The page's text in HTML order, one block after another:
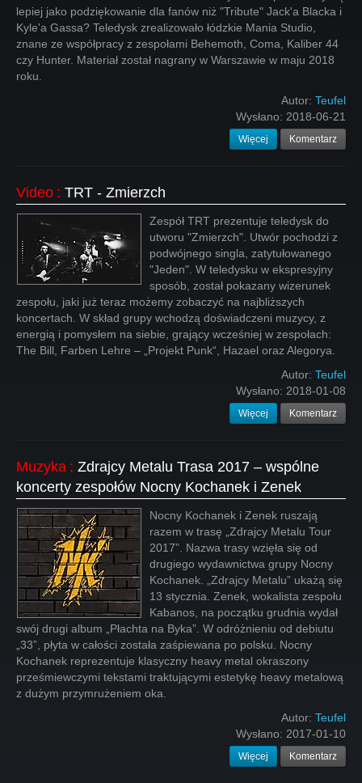
lepiej jako podziękowanie dla fanów niż "Tribute" Jack'a Blacka i
Kyle'a Gassa? Teledysk zrealizowało łódzkie Mania Studio,
znane ze współpracy z zespołami Behemoth, Coma, Kaliber 44
czy Hunter. Materiał został nagrany w Warszawie w maju 2018
roku.
Autor: Teufel
Wysłano: 2018-06-21
Więcej Komentarz
Video : TRT - Zmierzch
Zespół TRT prezentuje teledysk do
utworu "Zmierzch". Utwór pochodzi z
podwójnego singla, zatytułowanego
"Jeden". W teledysku w ekspresyjny
sposób, został pokazany wizerunek
zespołu, jaki już teraz możemy zobaczyć na najbliższych
koncertach. W skład grupy wchodzą doświadczeni muzycy, z
energią i pomysłem na siebie, grający wcześniej w zespołach:
The Bill, Farben Lehre – „Projekt Punk“, Hazael oraz Alegorya.
Autor: Teufel
Wysłano: 2018-01-08
Więcej Komentarz
Muzyka : Zdrajcy Metalu Trasa 2017 – wspólne
koncerty zespołów Nocny Kochanek i Zenek
Nocny Kochanek i Zenek ruszają
razem w trasę „Zdrajcy Metalu Tour
2017”. Nazwa trasy wzięła się od
drugiego wydawnictwa grupy Nocny
Kochanek. „Zdrajcy Metalu” ukażą się
13 stycznia. Zenek, wokalista zespołu
Kabanos, na początku grudnia wydał
swój drugi album „Płachta na Byka”. W odróżnieniu od debiutu
„33”, płyta w całości została zaśpiewana po polsku. Nocny
Kochanek reprezentuje klasyczny heavy metal okraszony
prześmiewczymi tekstami traktującymi estetykę heavy metalową
z dużym przymrużeniem oka.
Autor: Teufel
Wysłano: 2017-01-10
Więcej Komentarz